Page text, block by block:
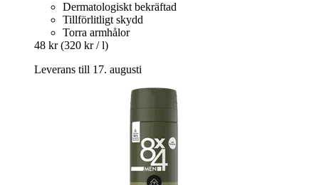
Dermatologiskt bekräftad
Tillförlitligt skydd
Torra armhålor
48 kr (320 kr / l)
Leverans till 17. augusti